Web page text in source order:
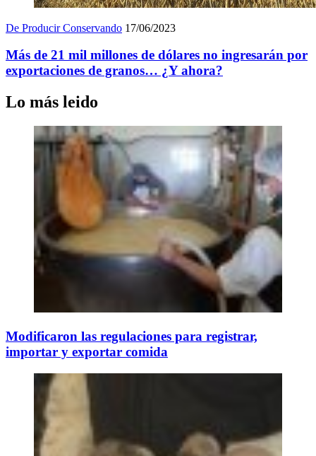
De Producir Conservando 17/06/2023
Más de 21 mil millones de dólares no ingresarán por
exportaciones de granos… ¿Y ahora?
Lo más leido
Modificaron las regulaciones para registrar,
importar y exportar comida